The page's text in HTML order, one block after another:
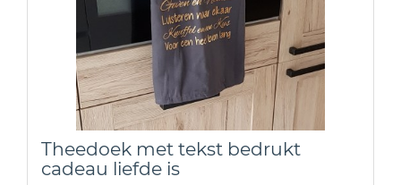
Theedoek met tekst bedrukt
cadeau liefde is